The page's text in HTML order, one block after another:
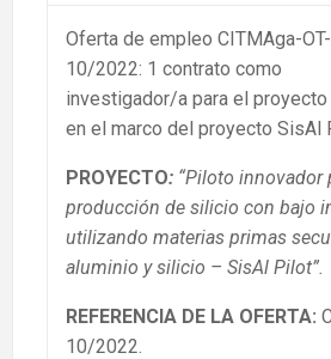
Oferta de empleo CITMAga-OT-
10/2022: 1 contrato como
investigador/a para el
en el marco del proyecto SisAl
PROYECTO: “Piloto innovador
producción de silicio con bajo
utilizando materias primas
aluminio y silicio – SisAl Pilot”.
REFERENCIA DE LA OFERTA:
10/2022.